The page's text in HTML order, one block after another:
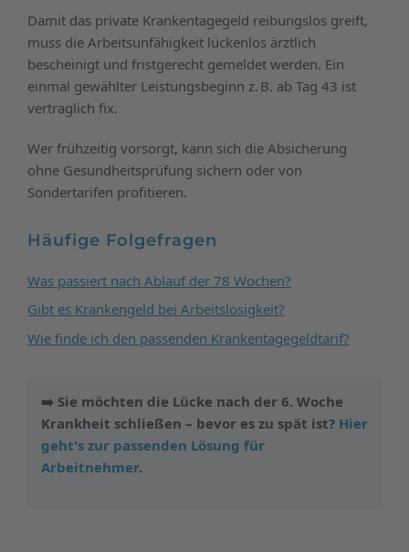
Damit das private Krankentagegeld reibungslos greift,
muss die Arbeitsunfähigkeit lückenlos ärztlich
bescheinigt und fristgerecht gemeldet werden. Ein
einmal gewählter Leistungsbeginn z. B. ab Tag 43 ist
vertraglich fix.
Wer frühzeitig vorsorgt, kann sich die Absicherung
ohne Gesundheitsprüfung sichern oder von
Sondertarifen profitieren.
Häufige Folgefragen
Was passiert nach Ablauf der 78 Wochen?
Gibt es Krankengeld bei Arbeitslosigkeit?
Wie finde ich den passenden Krankentagegeldtarif?
➡️ Sie möchten die Lücke nach der 6. Woche
Krankheit schließen – bevor es zu spät ist? Hier
geht's zur passenden Lösung für
Arbeitnehmer.